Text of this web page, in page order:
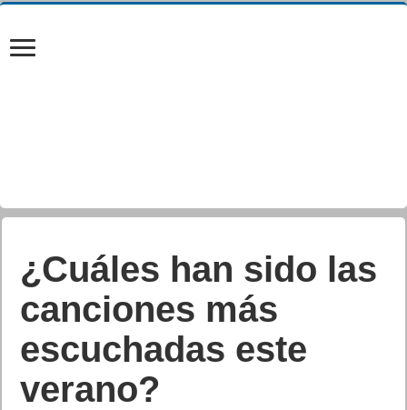
¿Cuáles han sido las
canciones más
escuchadas este
verano?